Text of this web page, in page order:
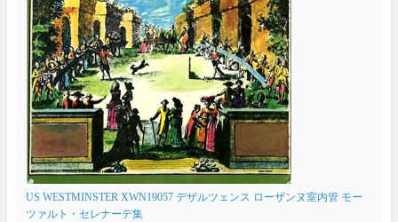
US WESTMINSTER XWN19057 デザルツェンス ローザンヌ室内管 モー
ツァルト・セレナーデ集